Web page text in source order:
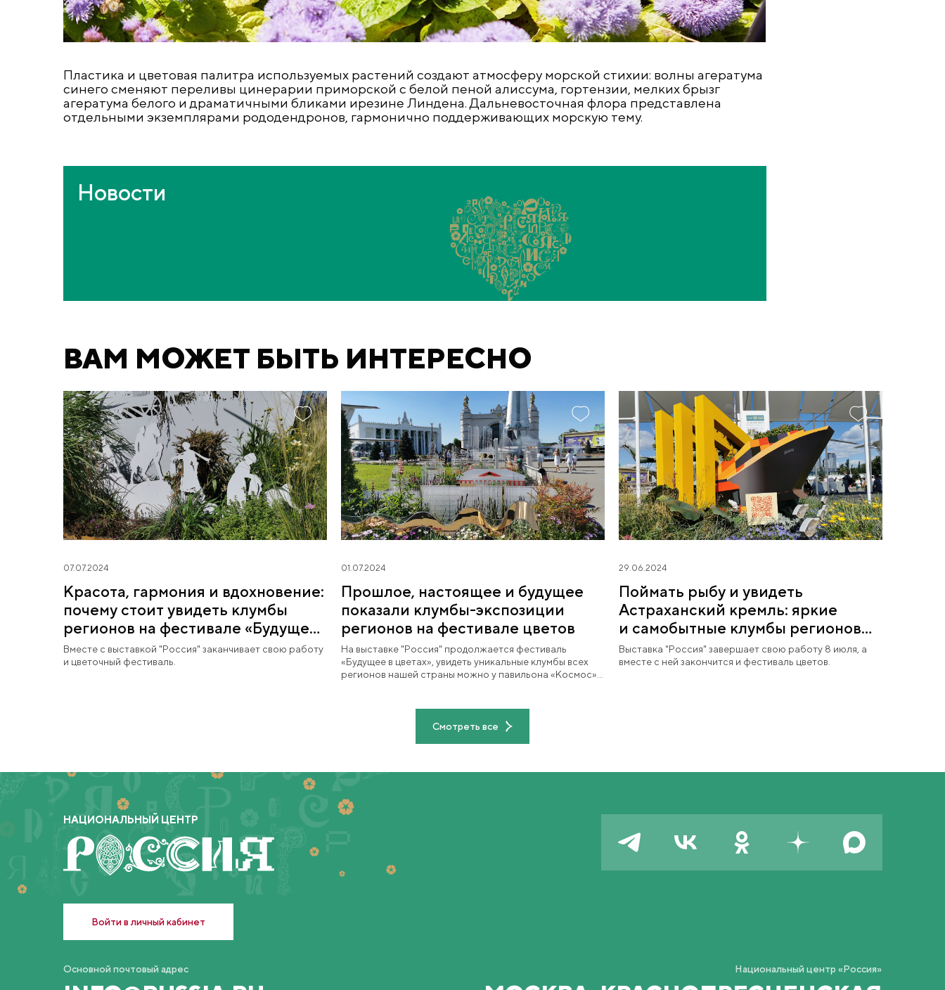
Пластика и цветовая палитра используемых растений создают атмосферу морской стихии: волны агератума
синего сменяют переливы цинерарии приморской с белой пеной алиссума, гортензии, мелких брызг
агератума белого и драматичными бликами ирезине Линдена. Дальневосточная флора представлена
отдельными экземплярами рододендронов, гармонично поддерживающих морскую тему.
Новости
ВАМ МОЖЕТ БЫТЬ ИНТЕРЕСНО
07.07.2024
Красота, гармония и вдохновение:
почему стоит увидеть клумбы
регионов на фестивале «Будущее
в цветах»
Вместе с выставкой "Россия" заканчивает свою работу
и цветочный фестиваль.
01.07.2024
Прошлое, настоящее и будущее
показали клумбы-экспозиции
регионов на фестивале цветов
На выставке "Россия" продолжается фестиваль
«Будущее в цветах», увидеть уникальные клумбы всех
регионов нашей страны можно у павильона «Космос»
29.06.2024
Поймать рыбу и увидеть
Астраханский кремль: яркие
и самобытные клумбы регионов
на фестивале «Будущее в цветах»
Выставка "Россия" завершает свою работу 8 июля, а
вместе с ней закончится и фестиваль цветов.
Смотреть все
НАЦИОНАЛЬНЫЙ ЦЕНТР
Войти в личный кабинет
Основной почтовый адрес Национальный центр «Россия»